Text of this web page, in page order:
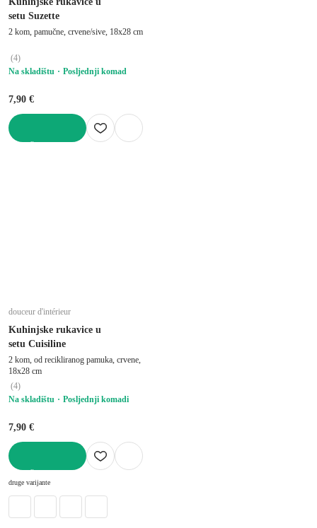
setu Suzette
2 kom, pamučne, crvene/sive, 18x28 cm
(4)
Na skladištu
Posljednji komad
7,90 €
douceur d'intérieur
Kuhinjske rukavice u
setu Cuisiline
2 kom, od recikliranog pamuka, crvene,
18x28 cm
(4)
Na skladištu
Posljednji komadi
7,90 €
druge varijante